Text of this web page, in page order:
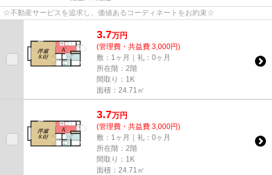
☆不動産サービスを追求し、価値あるコーディネートをお約束☆
3.7万円
(管理費・共益費 3,000円)
敷：1ヶ月｜礼：0ヶ月
所在階：2階
間取り：1K
面積：24.71㎡
3.7万円
(管理費・共益費 3,000円)
敷：1ヶ月｜礼：0ヶ月
所在階：2階
間取り：1K
面積：24.71㎡